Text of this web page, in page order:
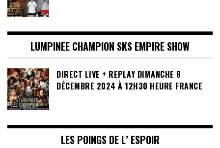
LUMPINEE CHAMPION SKS EMPIRE SHOW
DIRECT LIVE + REPLAY DIMANCHE 8
DÉCEMBRE 2024 À 12H30 HEURE FRANCE
LES POINGS DE L’ ESPOIR